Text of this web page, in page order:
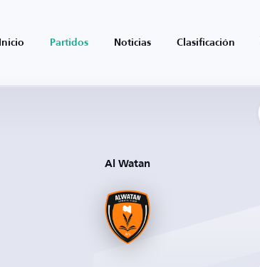
Inicio Partidos Noticias Clasificación
Al Watan